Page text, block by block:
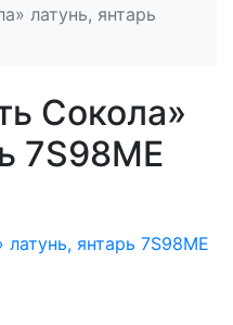
латунь, янтарь
Сокола»
7S98ME